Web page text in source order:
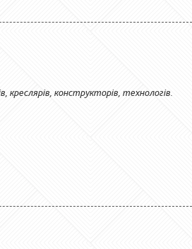
креслярів, конструкторів, технологів.